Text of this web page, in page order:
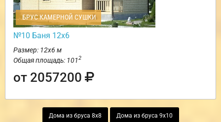
БРУС КАМЕРНОЙ СУШКИ
№10 Баня 12х6
Размер: 12х6 м
Общая площадь: 1012
от 2057200
Дома из бруса 8х8 Дома из бруса 9х10